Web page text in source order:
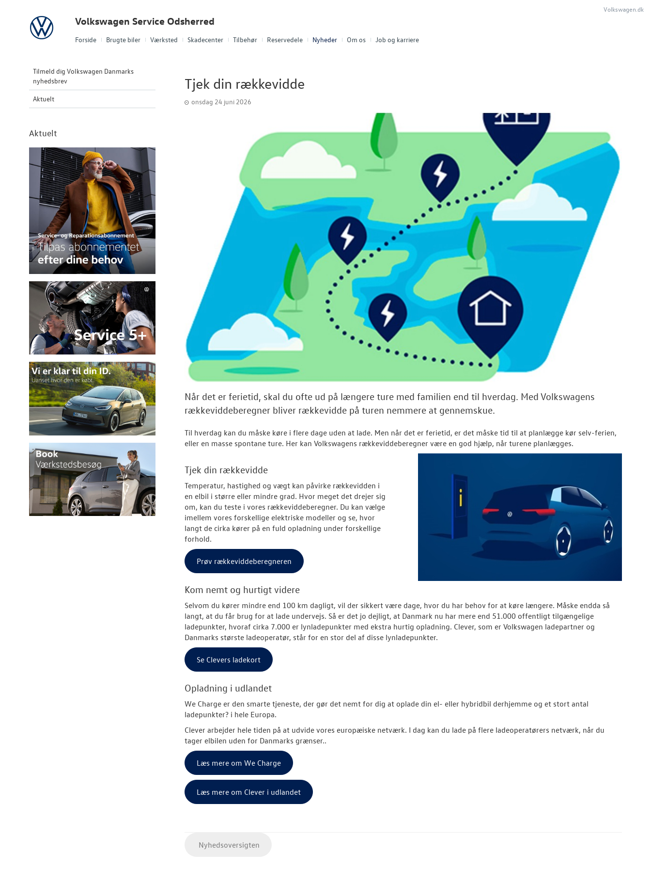
Forside Brugte biler Værksted Skadecenter Tilbehør Reservedele Nyheder Om os Job og karriere
Volkswagen Volkswagen Service Odsherred
Volkswagen.dk
Tilmeld dig Volkswagen Danmarks
nyhedsbrev
Aktuelt
Aktuelt
Tjek din rækkevidde
onsdag 24 juni 2026
Når det er ferietid, skal du ofte ud på længere ture med familien end til hverdag. Med Volkswagens
rækkeviddeberegner bliver rækkevidde på turen nemmere at gennemskue.
Til hverdag kan du måske køre i flere dage uden at lade. Men når det er ferietid, er det måske tid til at planlægge kør selv-ferien,
eller en masse spontane ture. Her kan Volkswagens rækkeviddeberegner være en god hjælp, når turene planlægges.
Tjek din rækkevidde
Temperatur, hastighed og vægt kan påvirke rækkevidden i
en elbil i større eller mindre grad. Hvor meget det drejer sig
om, kan du teste i vores rækkeviddeberegner. Du kan vælge
imellem vores forskellige elektriske modeller og se, hvor
langt de cirka kører på en fuld opladning under forskellige
forhold.
Prøv rækkeviddeberegneren
Kom nemt og hurtigt videre
Selvom du kører mindre end 100 km dagligt, vil der sikkert være dage, hvor du har behov for at køre længere. Måske endda så
langt, at du får brug for at lade undervejs. Så er det jo dejligt, at Danmark nu har mere end 51.000 offentligt tilgængelige
ladepunkter, hvoraf cirka 7.000 er lynladepunkter med ekstra hurtig opladning. Clever, som er Volkswagen ladepartner og
Danmarks største ladeoperatør, står for en stor del af disse lynladepunkter.
Se Clevers ladekort
Opladning i udlandet
We Charge er den smarte tjeneste, der gør det nemt for dig at oplade din el- eller hybridbil derhjemme og et stort antal
ladepunkter? i hele Europa.
Clever arbejder hele tiden på at udvide vores europæiske netværk. I dag kan du lade på flere ladeoperatørers netværk, når du
tager elbilen uden for Danmarks grænser..
Læs mere om We Charge
Læs mere om Clever i udlandet
Nyhedsoversigten